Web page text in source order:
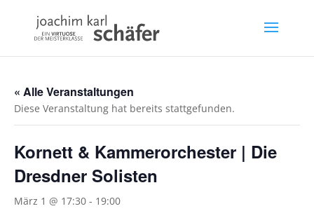
« Alle Veranstaltungen
Diese Veranstaltung hat bereits stattgefunden.
Kornett & Kammerorchester | Die
Dresdner Solisten
März 1 @ 17:30 - 19:00